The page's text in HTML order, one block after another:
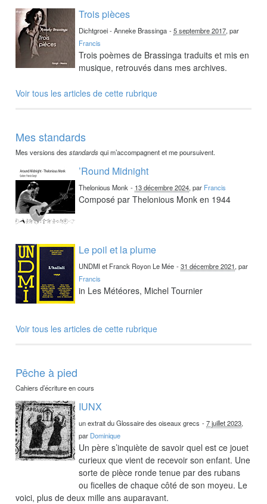
Trois pièces
Dichtgroei - Anneke Brassinga -5 septembre 2017, par
Francis
Trois poèmes de Brassinga traduits et mis en
musique, retrouvés dans mes archives.
Voir tous les articles de cette rubrique
Mes standards
Mes versions desstandardsqui m’accompagnent et me poursuivent.
’Round Midnight
Thelonious Monk - 13 décembre 2024, par Francis
Composé par Thelonious Monk en 1944
Le poil et la plume
UNDMI et Franck Royon Le Mée -31 décembre 2021, par
Francis
in Les Météores, Michel Tournier
Voir tous les articles de cette rubrique
Pêche à pied
Cahiers d’écriture en cours
IUNX
un extrait du Glossaire des oiseaux grecs -7 juillet 2023,
par Dominique
Un père s’inquiète de savoir quel est ce jouet
curieux que vient de recevoir son enfant. Une
sorte de pièce ronde tenue par des rubans
ou ficelles de chaque côté de son moyeu. Le
voici, plus de deux mille ans auparavant.